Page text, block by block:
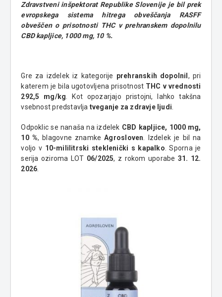
Zdravstveni inšpektorat Republike Slovenije je bil prek
evropskega sistema hitrega obveščanja RASFF
obveščen o prisotnosti THC v prehranskem dopolnilu
CBD kapljice, 1000 mg, 10 %.
Gre za izdelek iz kategorije prehranskih dopolnil , pri
katerem je bila ugotovljena prisotnost THC v vrednosti
292,5 mg/kg. Kot opozarjajo pristojni, lahko takšna
vsebnost predstavlja tveganje za zdravje ljudi.
Odpoklic se nanaša na izdelek CBD kapljice, 1000 mg,
10 %, blagovne znamkeAgrosloven. Izdelek je bil na
voljo v 10-mililitrski steklenički s kapalko. Sporna je
serija oziroma LOT 06/2025, z rokom uporabe 31. 12.
2026.